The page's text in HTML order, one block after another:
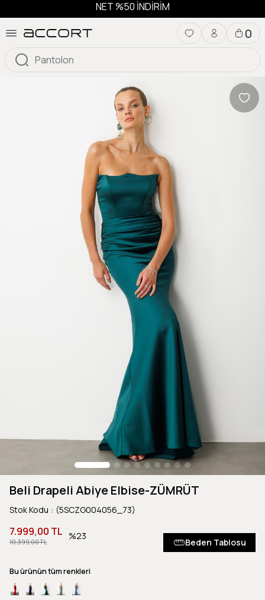
NET %50 İNDİRİM
0
Beli Drapeli Abiye Elbise-ZÜMRÜT
Stok Kodu (5SCZG004056_73)
10.399,00 TL
7.999,00 TL 23
Beden Tablosu
Bu ürünün tüm renkleri